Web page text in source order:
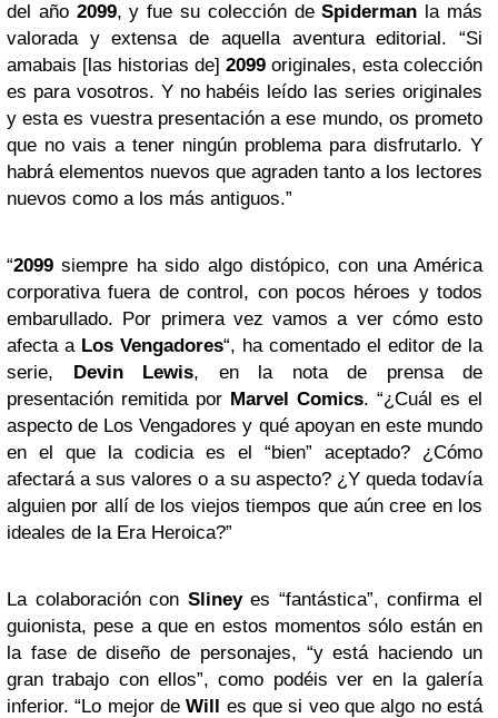
del año 2099, y fue su colección deSpiderman la más
valorada y extensa de aquella aventura editorial. “Si
amabais [las historias de] 2099 originales, esta colección
es para vosotros. Y no habéis leído las series originales
y esta es vuestra presentación a ese mundo, os prometo
que no vais a tener ningún problema para disfrutarlo. Y
habrá elementos nuevos que agraden tanto a los lectores
nuevos como a los más antiguos.”
“2099 siempre ha sido algo distópico, con una América
corporativa fuera de control, con pocos héroes y todos
embarullado. Por primera vez vamos a ver cómo esto
afecta a Los Vengadores“, ha comentado el editor de la
serie, Devin Lewis, en la nota de prensa de
presentación remitida por Marvel Comics. “¿Cuál es el
aspecto de Los Vengadores y qué apoyan en este mundo
en el que la codicia es el “bien” aceptado? ¿Cómo
afectará a sus valores o a su aspecto? ¿Y queda todavía
alguien por allí de los viejos tiempos que aún cree en los
ideales de la Era Heroica?”
La colaboración con Slineyes “fantástica”, confirma el
guionista, pese a que en estos momentos sólo están en
la fase de diseño de personajes, “y está haciendo un
gran trabajo con ellos”, como podéis ver en la galería
inferior. “Lo mejor deWill es que si veo que algo no está